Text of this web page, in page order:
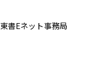
東書Eネット事務局